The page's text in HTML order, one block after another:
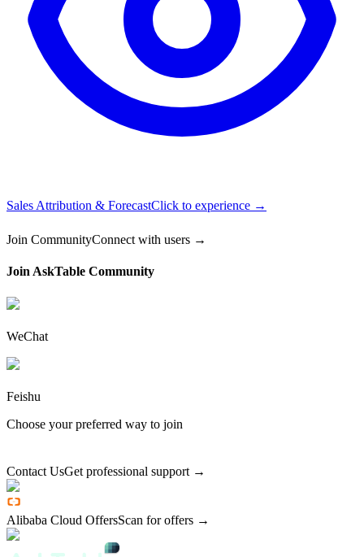
Sales Attribution & ForecastClick to experience →
Join CommunityConnect with users →
Join AskTable Community
WeChat
Feishu
Choose your preferred way to join
Contact UsGet professional support →
Alibaba Cloud OffersScan for offers →